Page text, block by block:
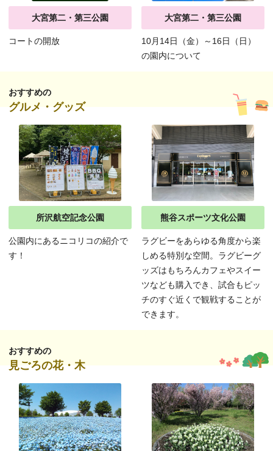
大宮第二・第三公園
コートの開放
大宮第二・第三公園
10月14日（金）～16日（日）
の園内について
おすすめの
グルメ・グッズ
所沢航空記念公園
公園内にあるニコリコの紹介で
す！
熊谷スポーツ文化公園
ラグビーをあらゆる角度から楽
しめる特別な空間。ラグビーグ
ッズはもちろんカフェやスイー
ツなども購入でき、試合もピッ
チのすぐ近くで観戦することが
できます。
おすすめの
見ごろの花・木